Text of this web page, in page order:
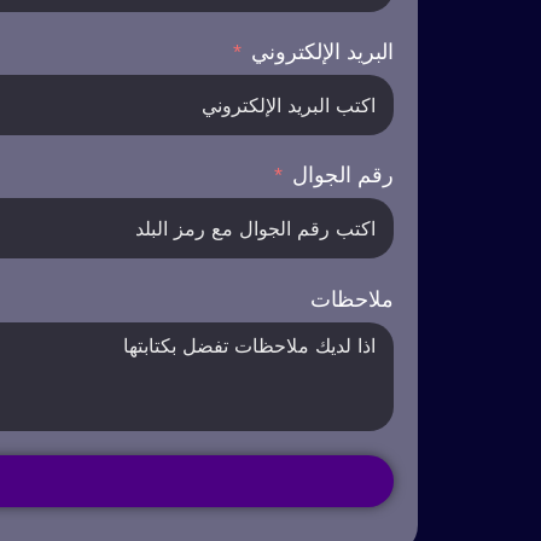
البريد الإلكتروني
رقم الجوال
ملاحظات